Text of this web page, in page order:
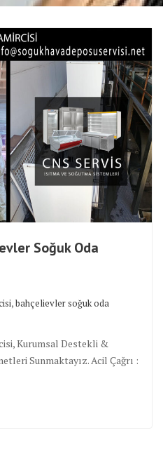
Soğuk Oda
,bahçelievler soğuk oda
Kurumsal Destekli &
Sunmaktayız. Acil Çağrı :